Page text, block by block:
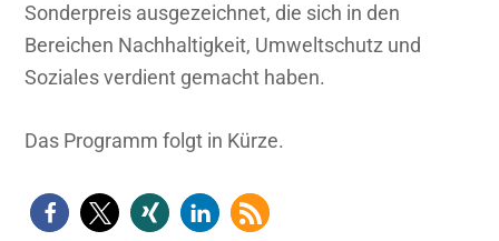
Sonderpreis ausgezeichnet, die sich in den
Bereichen Nachhaltigkeit, Umweltschutz und
Soziales verdient gemacht haben.
Das Programm folgt in Kürze.